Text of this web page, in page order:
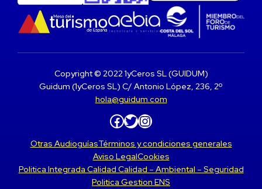
Copyright © 2022 1yCeros SL (GUIDUM)
Guidum (1yCeros SL) C/ Antonio López, 236, 2º
hola@guidum.com
Facebook Twitter Instagram
Otras AudioguíasTérminos y condiciones generales
Aviso LegalCookies
Politica Integrada Calidad Calidad – Ambiental – Seguridad
Politica Gestion ENS